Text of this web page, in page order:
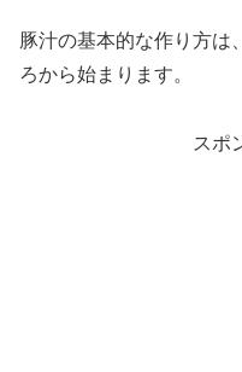
豚汁の基本的な作り方は
ろから始まります。
スポ